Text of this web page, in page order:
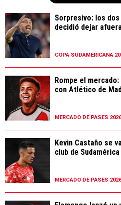
Sorpresivo: los
decidió dejar
COPA SUDAMERICANA
Rompe el
con Atlético de
MERCADO DE PASES 2026
Kevin Castaño se
club de Sudamérica
MERCADO DE PASES 2026